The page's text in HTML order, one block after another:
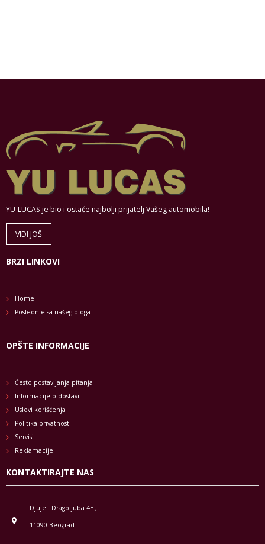
YU-LUCAS je bio i ostaće najbolji prijatelj Vašeg automobila!
VIDI JOŠ
BRZI LINKOVI
Home
Poslednje sa našeg bloga
OPŠTE INFORMACIJE
Često postavljanja pitanja
Informacije o dostavi
Uslovi korišćenja
Politika privatnosti
Servisi
Reklamacije
KONTAKTIRAJTE NAS
Djuje i Dragoljuba 4E ,
11090 Beograd